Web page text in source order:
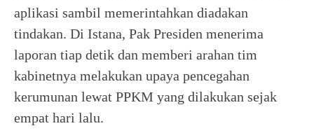
aplikasi sambil memerintahkan diadakan
tindakan. Di Istana, Pak Presiden menerima
laporan tiap detik dan memberi arahan tim
kabinetnya melakukan upaya pencegahan
kerumunan lewat PPKM yang dilakukan sejak
empat hari lalu.